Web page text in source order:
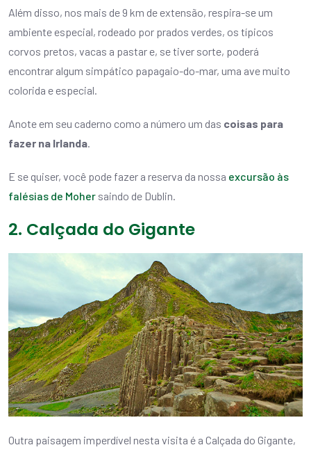
Além disso, nos mais de 9 km de extensão, respira-se um
ambiente especial, rodeado por prados verdes, os típicos
corvos pretos, vacas a pastar e, se tiver sorte, poderá
encontrar algum simpático papagaio-do-mar, uma ave muito
colorida e especial.
Anote em seu caderno como a número um das coisas para
fazer na Irlanda.
E se quiser, você pode fazer a reserva da nossa excursão às
falésias de Moher saindo de Dublin.
2. Calçada do Gigante
Outra paisagem imperdível nesta visita é a Calçada do Gigante,